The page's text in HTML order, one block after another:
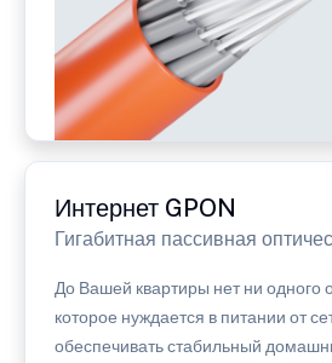
Интернет GPON
Гигабитная пассивная
До Вашей квартиры нет ни одного
которое нуждается в питании от
обеспечивать стабильный